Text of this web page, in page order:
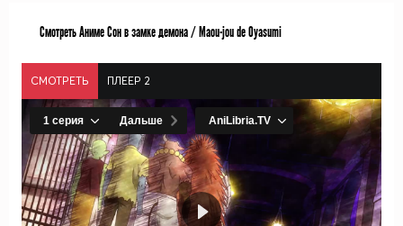
Смотреть Аниме Сон в замке демона / Maou-jou de Oyasumi
СМОТРЕТЬ ПЛЕЕР 2